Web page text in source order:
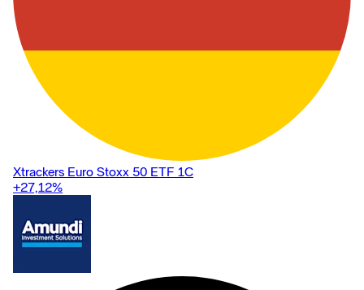
Xtrackers Euro Stoxx 50 ETF 1C
+27,12%